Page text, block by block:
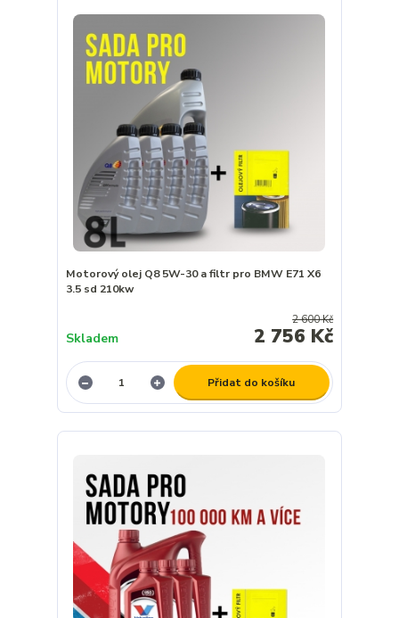
Motorový olej Q8 5W-30 a filtr pro BMW E71 X6
3.5 sd 210kw
2 600 Kč
2 756 Kč
Skladem
Přidat do košíku